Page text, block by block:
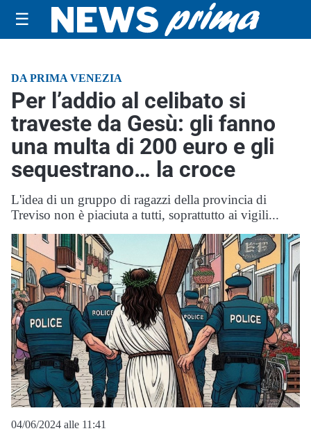
☰
DA PRIMA VENEZIA
Per l’addio al celibato si
traveste da Gesù: gli fanno
una multa di 200 euro e gli
sequestrano… la croce
L'idea di un gruppo di ragazzi della provincia di
Treviso non è piaciuta a tutti, soprattutto ai vigili...
04/06/2024 alle 11:41